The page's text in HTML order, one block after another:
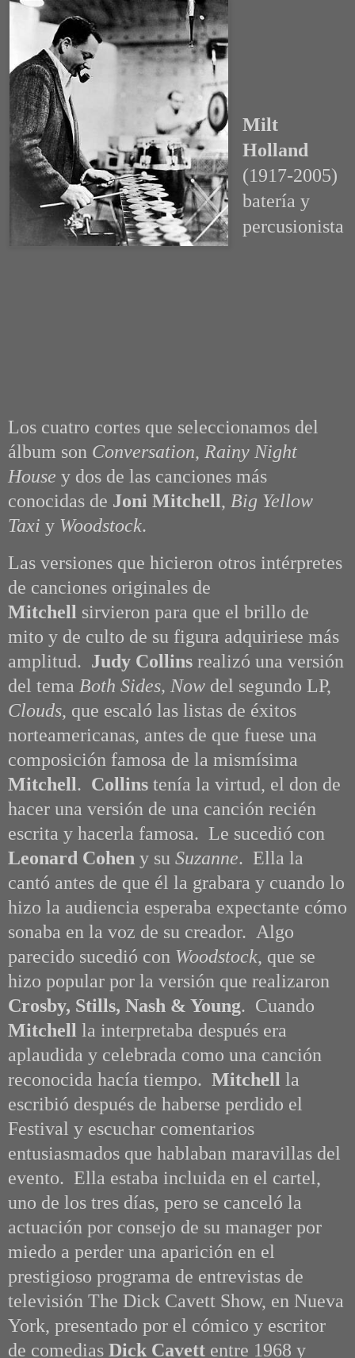
Milt
Holland
(1917-2005)
batería y
percusionista
Los cuatro cortes que seleccionamos del
álbum son Conversation, Rainy Night
House y dos de las canciones más
conocidas de Joni Mitchell, Big Yellow
Taxi y Woodstock.
Las versiones que hicieron otros intérpretes
de canciones originales de
Mitchell sirvieron para que el brillo de
mito y de culto de su figura adquiriese más
amplitud. Judy Collins realizó una versión
del tema Both Sides, Now del segundo LP,
Clouds, que escaló las listas de éxitos
norteamericanas, antes de que fuese una
composición famosa de la mismísima
Mitchell. Collins tenía la virtud, el don de
hacer una versión de una canción recién
escrita y hacerla famosa. Le sucedió con
Leonard Cohen y su Suzanne. Ella la
cantó antes de que él la grabara y cuando lo
hizo la audiencia esperaba expectante cómo
sonaba en la voz de su creador. Algo
parecido sucedió con Woodstock, que se
hizo popular por la versión que realizaron
Crosby, Stills, Nash & Young. Cuando
Mitchell la interpretaba después era
aplaudida y celebrada como una canción
reconocida hacía tiempo. Mitchell la
escribió después de haberse perdido el
Festival y escuchar comentarios
entusiasmados que hablaban maravillas del
evento. Ella estaba incluida en el cartel,
uno de los tres días, pero se canceló la
actuación por consejo de su manager por
miedo a perder una aparición en el
prestigioso programa de entrevistas de
televisión The Dick Cavett Show, en Nueva
York, presentado por el cómico y escritor
de comedias Dick Cavett entre 1968 y